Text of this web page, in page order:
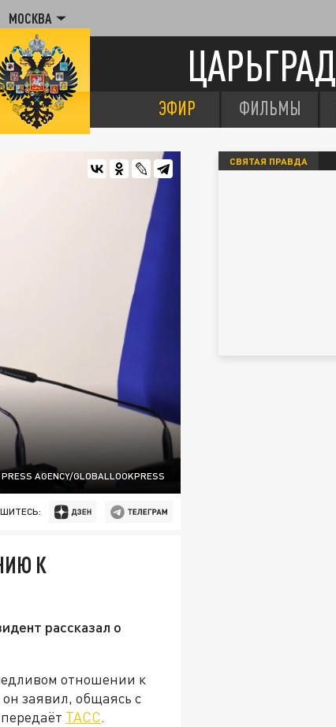
МОСКВА
ЦАРЬГРАД
ЭФИР ФИЛЬМЫ
AGENCY/GLOBALLOOKPRESS
К
рассказал о
отношении к
заявил, общаясь с
ТАСС.
СВЯТАЯ ПРАВДА